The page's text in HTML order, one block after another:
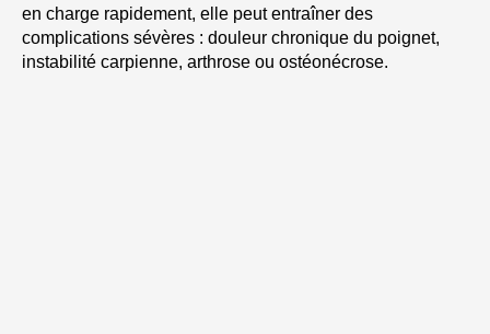
en charge rapidement, elle peut entraîner des
complications sévères : douleur chronique du poignet,
instabilité carpienne, arthrose ou ostéonécrose.